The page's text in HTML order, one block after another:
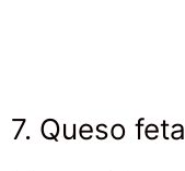
7. Queso feta